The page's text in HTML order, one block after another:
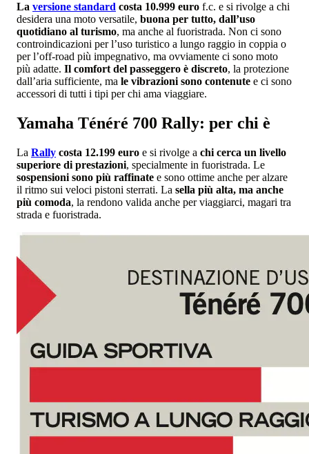
La versione standard costa 10.999 euro f.c. e si rivolge a chi
desidera una moto versatile, buona per tutto, dall’uso
quotidiano al turismo, ma anche al fuoristrada. Non ci sono
controindicazioni per l’uso turistico a lungo raggio in coppia o
per l’off-road più impegnativo, ma ovviamente ci sono moto
più adatte. Il comfort del passeggero è discreto, la protezione
dall’aria sufficiente, ma le vibrazioni sono contenute e ci sono
accessori di tutti i tipi per chi ama viaggiare.
Yamaha Ténéré 700 Rally: per chi è
La Rally costa 12.199 euro e si rivolge a chi cerca un livello
superiore di prestazioni, specialmente in fuoristrada. Le
sospensioni sono più raffinate e sono ottime anche per alzare
il ritmo sui veloci pistoni sterrati. La sella più alta, ma anche
più comoda, la rendono valida anche per viaggiarci, magari tra
strada e fuoristrada.